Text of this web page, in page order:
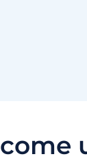
come